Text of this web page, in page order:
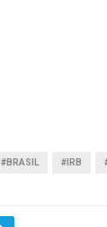
#BRASIL #IRB